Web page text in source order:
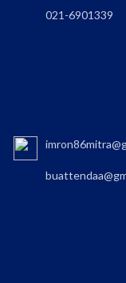
021-6901339